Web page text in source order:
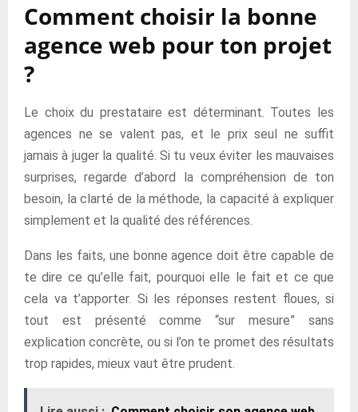
Comment choisir la bonne
agence web pour ton projet
?
Le choix du prestataire est déterminant. Toutes les
agences ne se valent pas, et le prix seul ne suffit
jamais à juger la qualité. Si tu veux éviter les mauvaises
surprises, regarde d’abord la compréhension de ton
besoin, la clarté de la méthode, la capacité à expliquer
simplement et la qualité des références.
Dans les faits, une bonne agence doit être capable de
te dire ce qu’elle fait, pourquoi elle le fait et ce que
cela va t’apporter. Si les réponses restent floues, si
tout est présenté comme “sur mesure” sans
explication concrète, ou si l’on te promet des résultats
trop rapides, mieux vaut être prudent.